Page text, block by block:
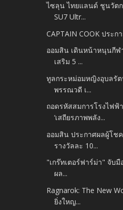
ไซลุน ไทยแลนด์ ชูนวัตก
SU7 Ultr...
CAPTAIN COOK ประก
ออมสิน เดินหน้าหนุนกีฬ
เสริม 5 ...
ทูลกระหม่อมหญิงอุบล
พรรณวดี เ...
ถอดรหัสสมการโรงไฟฟ้
‘เสถียรภาพพลัง...
ออมสิน ประกาศผลผู้โช
รางวัลละ 10...
"เกร๊ทเตอร์ฟาร์ม่า" จับ
ผล...
Ragnarok: The New
ยิ่งใหญ...